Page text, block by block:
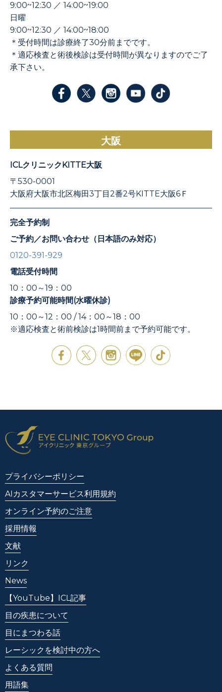
9:00~12:30 ／ 14:00~19:00
日曜
9:00~12:30 ／ 14:00~18:00
＊受付時間は診療終了30分前までです。
＊適応検査と術後検診は受付時間が異なりますのでご了
承下さい。
大阪
ICLクリニックKITTE大阪
〒530-0001
大阪府大阪市北区梅田3丁目2番2号KITTE大阪6Ｆ
完全予約制
ご予約／お問い合わせ（日本語のみ対応）
0120-391-929
電話受付時間
10：00～19：00
診療予約可能時間(水曜休診)
10：00～12：00 / 14：00～18：00
※適応検査と術前検診は1時間前まで予約可能です。
プライバシーポリシー
AIカスタマーサービス利用規約
オンライン予約のご注意
採用情報
文献
リンク
News
【YouTube】ICL記事
目の疾患について
目にまつわる話
レーシックを検討中の方へ
よくある質問
用語集